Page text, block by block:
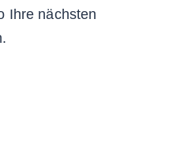
Ihre nächsten